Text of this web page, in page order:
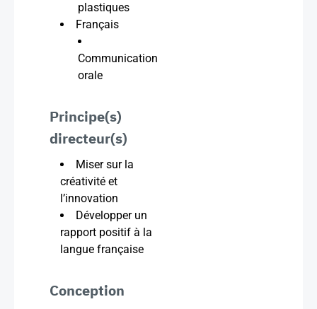
plastiques
Français
Communication
orale
Principe(s)
directeur(s)
Miser sur la
créativité et
l’innovation
Développer un
rapport positif à la
langue française
Conception